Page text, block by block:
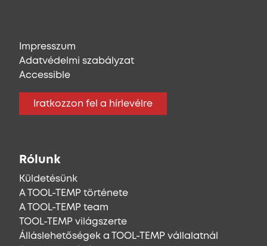
Impresszum
Adatvédelmi szabályzat
Accessible
Iratkozzon fel a hírlevélre
Rólunk
Küldetésünk
A TOOL-TEMP története
A TOOL-TEMP team
TOOL-TEMP világszerte
Álláslehetőségek a TOOL-TEMP vállalatnál